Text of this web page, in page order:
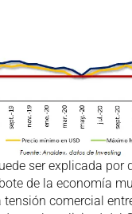
ser explicada por
de la economía
comercial